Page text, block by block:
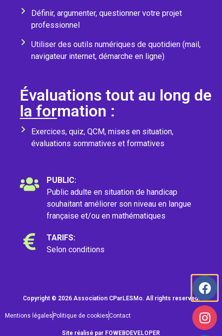
Définir, argumenter, questionner votre projet
professionnel
Utiliser des outils numériques de quotidien (mail,
navigateur internet, démarche en ligne)
Évaluations tout au long de
la formation :
Exercices, quiz, QCM, mises en situation,
évaluations sommatives et formatives
PUBLIC:
Public adulte en situation de handicap
souhaitant améliorer son niveau en langue
française et/ou en mathématiques
TARIFS:
Selon conditions
Copyright © 2026 Association CParLESMo. All rights reserved.
Mentions légales Politique de cookiesContact
Site réalisé par FOWEBDEVELOPER